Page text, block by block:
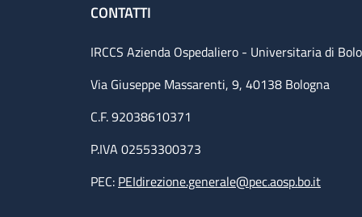
CONTATTI
IRCCS Azienda Ospedaliero - Universitaria di
Via Giuseppe Massarenti, 9, 40138 Bologna
C.F. 92038610371
P.IVA 02553300373
PEC: PEIdirezione.generale@pec.aosp.bo.it